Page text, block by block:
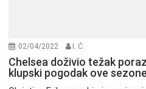
02/04/2022 I. Ć.
Chelsea doživio težak
klupski pogodak ove sezone